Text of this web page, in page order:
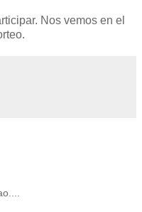
Nos vemos en el